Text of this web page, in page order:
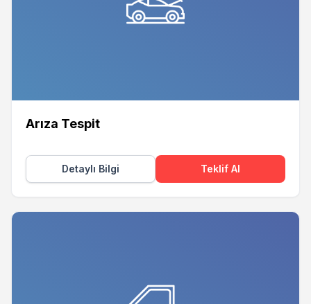
Arıza Tespit
Detaylı Bilgi Teklif Al